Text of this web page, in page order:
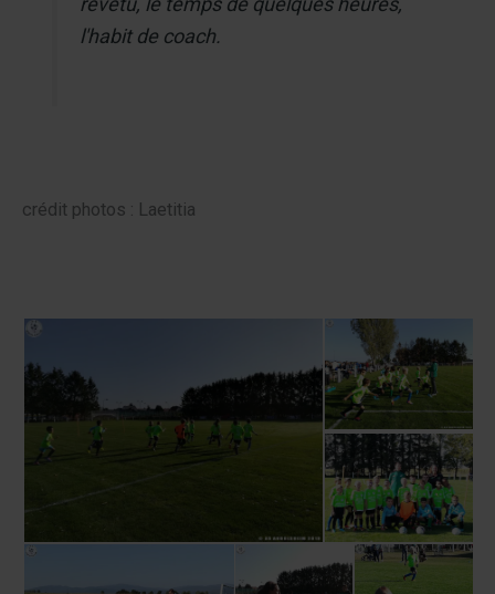
l'habit de coach.
crédit photos : Laetitia